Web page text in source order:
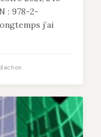
: 978-2-
j’ai